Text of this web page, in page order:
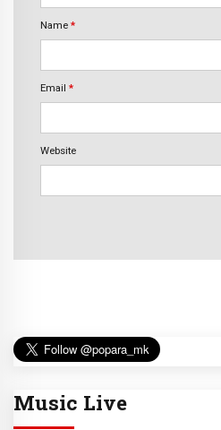
Name *
Email *
Website
Music Live